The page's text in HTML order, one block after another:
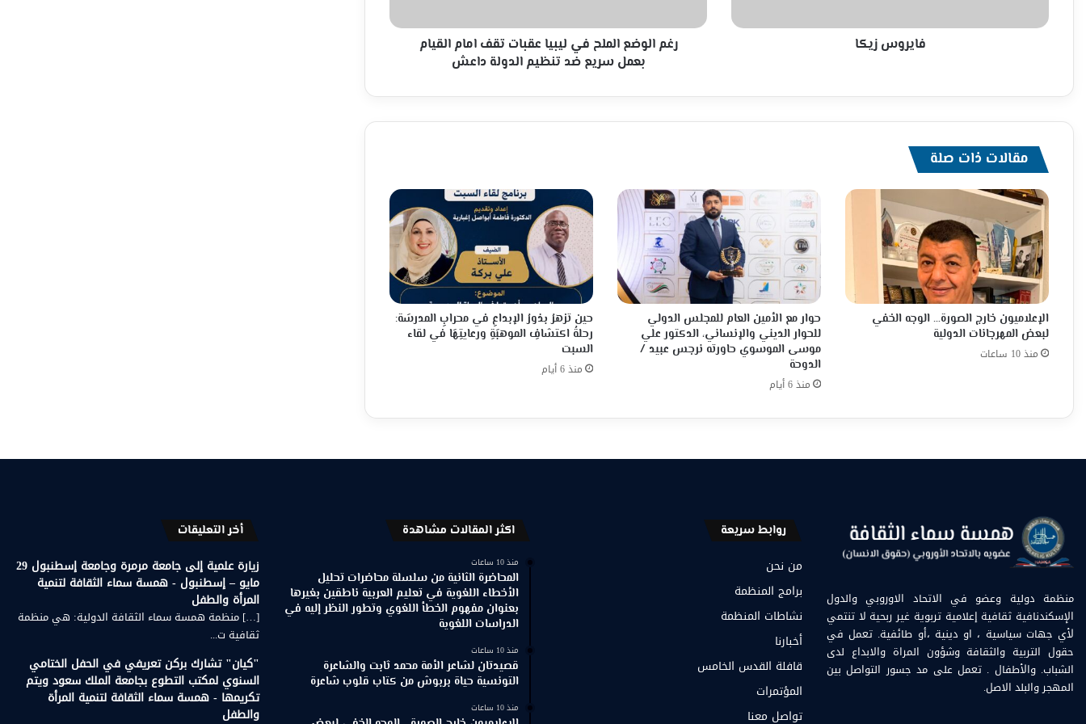
فايروس زيكا
القيام
تنظيم
داعش
رغم الوضع الملح في ليبيا عقبات تقف امام القيام
بعمل سريع ضد تنظيم الدولة داعش
مقالات ذات صلة
الإعلاميون خارج الصورة… الوجه الخفي
لبعض المهرجانات الدولية
منذ 10 ساعات
حوار مع الأمين العام للمجلس الدولي
للحوار الديني والإنساني، الدكتور علي
موسى الموسوي حاورته نرجس عبيد /
الدوحة
منذ 6 أيام
حين تزهرُ بذورُ الإبداعِ في محرابِ المدرسَة:
رحلةُ اكتشافِ الموهبَةِ ورعايتِهَا في لقاء
السبت
منذ 6 أيام
منظمة دولية وعضو في الاتحاد الاوروبي والدول
الإسكندنافية ثقافية إعلامية تربوية غير ربحية لا تنتمي
لأي جهات سياسية ، او دينية ،أو طائفية. تعمل في
حقول التربية والثقافة وشؤون المراة والابداع لدى
الشباب. والأطفال . تعمل على مد جسور التواصل بين
المهجر والبلد الاصل.
روابط سريعة
من نحن
برامج المنظمة
نشاطات المنظمة
أخبارنا
قافلة القدس الخامس
المؤتمرات
تواصل معنا
اكثر المقالات مشاهدة
منذ 10 ساعات
المحاضرة الثانية من سلسلة محاضرات تحليل
الأخطاء اللغوية في تعليم العربية ناطقين بغيرها
بعنوان مفهوم الخطأ اللغوي وتطور النظر إليه في
الدراسات اللغوية
منذ 10 ساعات
قصيدتان لشاعر الأمة محمد ثابت والشاعرة
التونسية حياة بربوش من كتاب قلوب شاعرة
منذ 10 ساعات
أخر التعليقات
زيارة علمية إلى جامعة مرمرة وجامعة إسطنبول 29
مايو – إسطنبول - همسة سماء الثقافة لتنمية
المرأة والطفل
[…] منظمة همسة سماء الثقافة الدولية: هي منظمة
ثقافية ت...
"كيان" تشارك بركن تعريفي في الحفل الختامي
السنوي لمكتب التطوع بجامعة الملك سعود ويتم
تكريمها - همسة سماء الثقافة لتنمية المرأة
والطفل